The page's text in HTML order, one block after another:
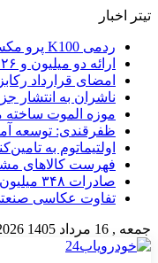
تیتر اخبار
ردمی K100 پرو مکس با باتری غول‌پیکر و شارژ بی‌سیم روانه بازار می‌شود
ارائه دو میلیون و ۴۲۶ هزار خدمت بهداشتی و درمانی به زائران
امضای قرارداد
ناشران به انتشار
موزه الموت
ظفرقندی: توسعه
اولتیماتوم به
فهرست کالاهای
صادرات ۳۴۸ میلیون دلاری زنجان| ‌کاهش ۱۷ درصدی واردات
تفاوت عکاسی
جمعه , 16 مرداد 1405 - 08 - 07